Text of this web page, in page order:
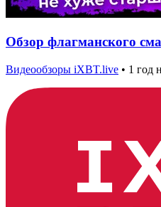
Обзор флагманского
Видеообзоры iXBT.live • 1 год